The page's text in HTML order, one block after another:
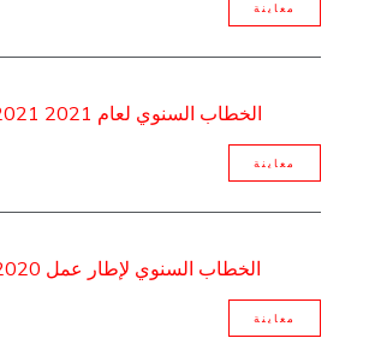
معاينة
الخطاب السنوي لعام 2021 TEF 2021
معاينة
الخطاب السنوي لإطار عمل 2020 TEF
معاينة